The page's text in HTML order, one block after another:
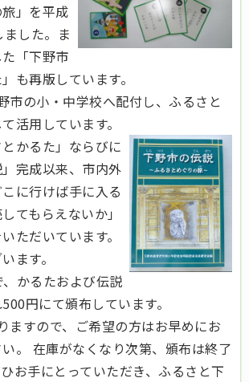
」を平成
した。ま
「下野市
も再版しています。
市の小・中学校へ配付し、ふるさと
活用しています。
とかるた」ならびに
」完成以来、市内外
に行けば手に入る
てもらえないか」
ただいています。
ます。
かるたおよび伝説
円にて頒布しています。
ますので、ご希望の方はお早めにお
。 在庫がなくなり次第、頒布は終了
お手にとっていただき、ふるさと下